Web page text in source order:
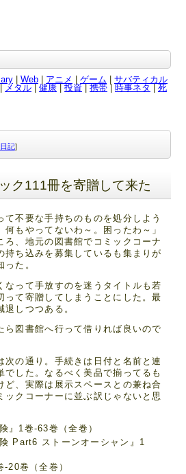
Web アニメ ゲーム
サバティカル
メタル 健康 投資 携帯 | 時事ネタ
死
記]
ク111冊を寄贈して来た
て不要な手持ちのものを処分しよう
何もやってないわ～。困ったわ～」
ろ、地元の図書館でコミックコーナ
持ち込みを募集しているも集まりが
た。
なって手放すのを迷うタイトルも若
って寄贈してしまうことにした。最
しつつある。
ら図書館へ行って借りれば良いので
次の通り。手続きは日付と名前と連
でした。なるべく美品で揃ってるも
ど、実際は展示スペースとの兼ね合
ックコーナーに並ぶ訳じゃないと思
』1巻-63巻（全巻）
Part6 ストーンオーシャン』1
-20巻（全巻）